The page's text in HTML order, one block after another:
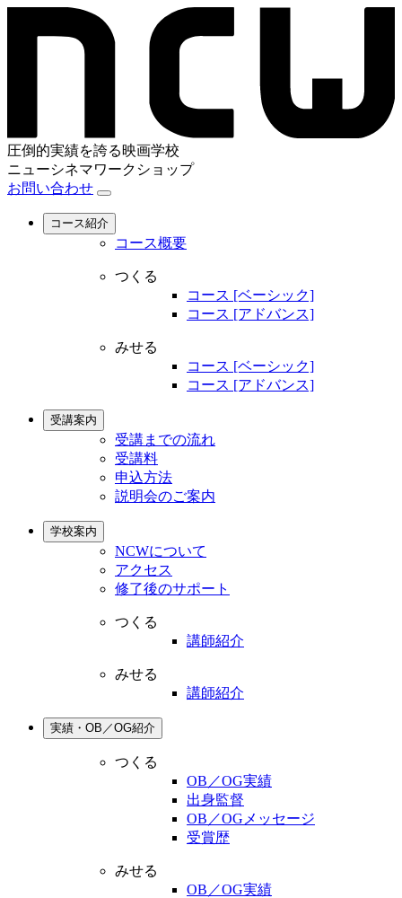
圧倒的実績を誇る映画学校
ニューシネマワークショップ
お問い合わせ
コース紹介
コース概要
つくる
コース [ベーシック]
コース [アドバンス]
みせる
コース [ベーシック]
コース [アドバンス]
受講案内
受講までの流れ
受講料
申込方法
説明会のご案内
学校案内
NCWについて
アクセス
修了後のサポート
つくる
講師紹介
みせる
講師紹介
実績・OB／OG紹介
つくる
OB／OG実績
出身監督
OB／OGメッセージ
受賞歴
みせる
OB／OG実績